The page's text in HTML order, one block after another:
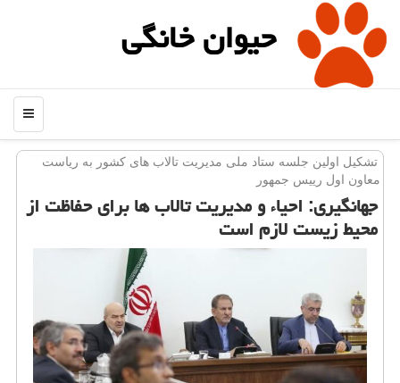
حیوان خانگی
منو
تشكیل اولین جلسه ستاد ملی مدیریت تالاب های كشور به ریاست
معاون اول رییس جمهور
جهانگیری: احیاء و مدیریت تالاب ها برای حفاظت از
محیط زیست لازم است